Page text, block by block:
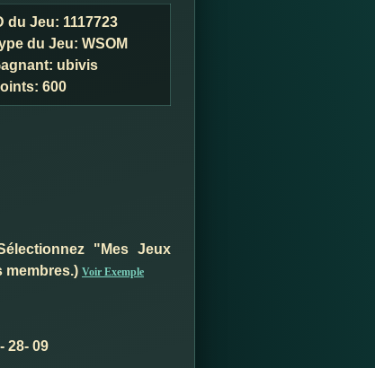
du Jeu: 1117723
du Jeu: WSOM
ubivis
600
"Mes Jeux
membres.) Voir Exemple
28- 09